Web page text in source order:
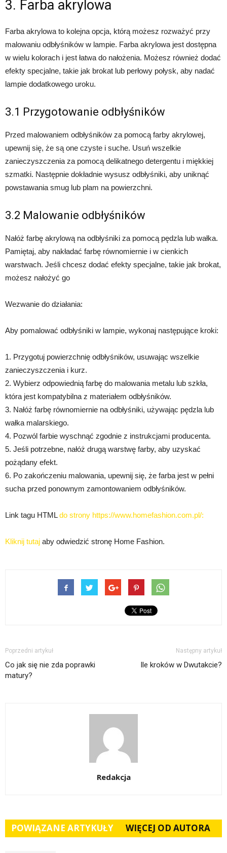
3. Farba akrylowa
Farba akrylowa to kolejna opcja, którą możesz rozważyć przy
malowaniu odbłyśników w lampie. Farba akrylowa jest dostępna
w wielu kolorach i jest łatwa do nałożenia. Możesz również dodać
efekty specjalne, takie jak brokat lub perłowy połysk, aby nadać
lampie dodatkowego uroku.
3.1 Przygotowanie odbłyśników
Przed malowaniem odbłyśników za pomocą farby akrylowej,
upewnij się, że są one czyste i suche. Usuń wszelkie
zanieczyszczenia za pomocą delikatnego detergentu i miękkiej
szmatki. Następnie dokładnie wysusz odbłyśniki, aby uniknąć
powstawania smug lub plam na powierzchni.
3.2 Malowanie odbłyśników
Nałóż farbę akrylową na odbłyśniki za pomocą pędzla lub wałka.
Pamiętaj, aby nakładać farbę równomiernie i w cienkich
warstwach. Jeśli chcesz dodać efekty specjalne, takie jak brokat,
możesz nałożyć go
Wezwanie do działania:
Aby pomalować odbłyśniki w lampie, wykonaj następujące kroki:
1. Przygotuj powierzchnię odbłyśników, usuwając wszelkie
zanieczyszczenia i kurz.
2. Wybierz odpowiednią farbę do malowania metalu lub szkła,
która jest kompatybilna z materiałem odbłyśników.
3. Nałóż farbę równomiernie na odbłyśniki, używając pędzla lub
wałka malarskiego.
4. Pozwól farbie wyschnąć zgodnie z instrukcjami producenta.
5. Jeśli potrzebne, nałóż drugą warstwę farby, aby uzyskać
pożądany efekt.
6. Po zakończeniu malowania, upewnij się, że farba jest w pełni
sucha przed ponownym zamontowaniem odbłyśników.
Link tagu HTMLdo strony https://www.homefashion.com.pl/:
Kliknij tutaj aby odwiedzić stronę Home Fashion.
Poprzedni artykuł
Co jak się nie zda poprawki
matury?
Następny artykuł
Ile kroków w Dwutakcie?
Redakcja
POWIĄZANE ARTYKUŁY WIĘCEJ OD AUTORA